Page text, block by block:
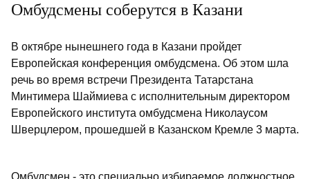
Омбудсмены соберутся в Казани
В октябре нынешнего года в Казани пройдет
Европейская конференция омбудсмена. Об этом шла
речь во время встречи Президента Татарстана
Минтимера Шаймиева с исполнительным директором
Европейского института омбудсмена Николаусом
Шверцлером, прошедшей в Казанском Кремле 3 марта.
Омбудсмен - это специально избираемое должностное